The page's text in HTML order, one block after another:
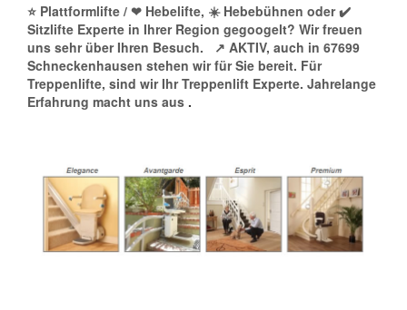
⭐ Plattformlifte / ❤ Hebelifte, ☀️ Hebebühnen oder ✔️
Sitzlifte Experte in Ihrer Region gegoogelt? Wir freuen
uns sehr über Ihren Besuch.
↗️ AKTIV, auch in 67699
Schneckenhausen stehen wir für Sie bereit. Für
Treppenlifte, sind wir Ihr Treppenlift Experte. Jahrelange
Erfahrung macht uns aus .